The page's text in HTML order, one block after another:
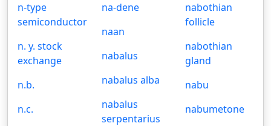
n-type
semiconductor
n. y. stock
exchange
n.b.
n.c.
na-dene
naan
nabalus
nabalus alba
nabalus
serpentarius
nabothian
follicle
nabothian
gland
nabu
nabumetone